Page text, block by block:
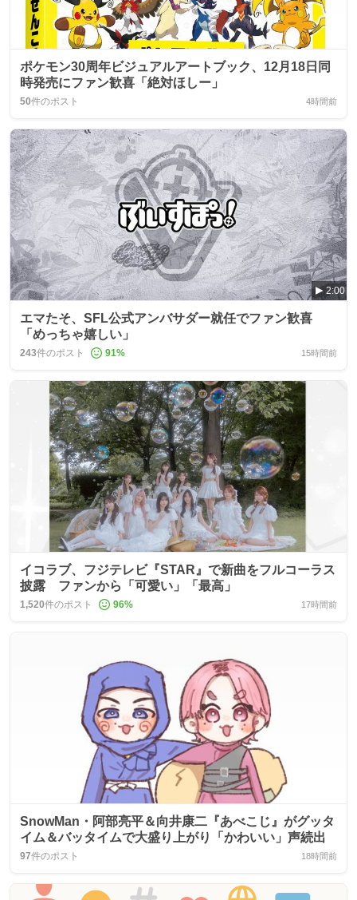
ポケモン30周年ビジュアルアートブック、12月18日同
時発売にファン歓喜「絶対ほしー」
50件のポスト 4時間前
2:00
エマたそ、SFL公式アンバサダー就任でファン歓喜
「めっちゃ嬉しい」
243件のポスト 91% 15時間前
イコラブ、フジテレビ『STAR』で新曲をフルコーラス
披露 ファンから「可愛い」「最高」
1,520件のポスト 96% 17時間前
SnowMan・阿部亮平＆向井康二『あべこじ』がグッタ
イム＆バッタイムで大盛り上がり「かわいい」声続出
97件のポスト 18時間前